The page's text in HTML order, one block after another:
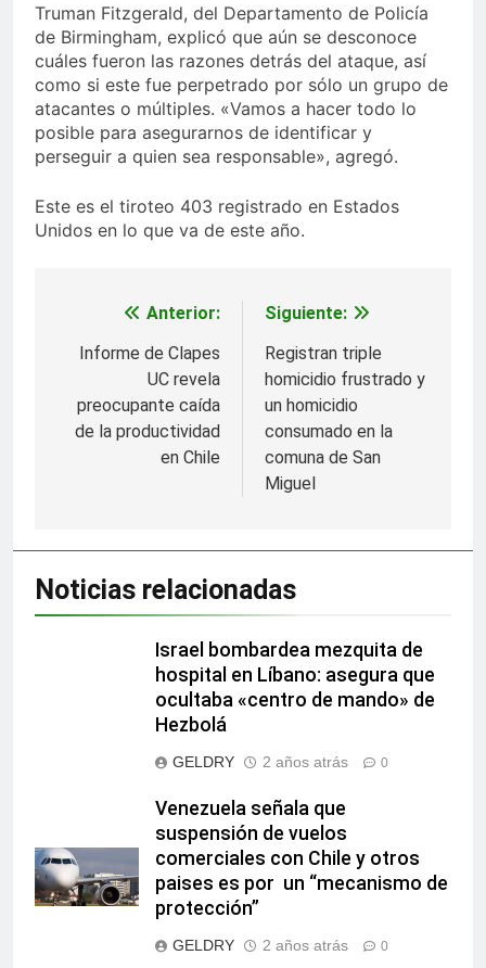
Truman Fitzgerald, del Departamento de Policía
de Birmingham, explicó que aún se desconoce
cuáles fueron las razones detrás del ataque, así
como si este fue perpetrado por sólo un grupo de
atacantes o múltiples. «Vamos a hacer todo lo
posible para asegurarnos de identificar y
perseguir a quien sea responsable», agregó.
Este es el tiroteo 403 registrado en Estados
Unidos en lo que va de este año.
Navegación
de
entradas
Anterior:
Informe de Clapes
UC revela
preocupante caída
de la productividad
en Chile
Siguiente:
Registran triple
homicidio frustrado y
un homicidio
consumado en la
comuna de San
Miguel
Noticias relacionadas
Israel bombardea mezquita de
hospital en Líbano: asegura que
ocultaba «centro de mando» de
Hezbolá
GELDRY 2 años atrás 0
Venezuela señala que
suspensión de vuelos
comerciales con Chile y otros
paises es por un “mecanismo de
protección”
GELDRY 2 años atrás 0